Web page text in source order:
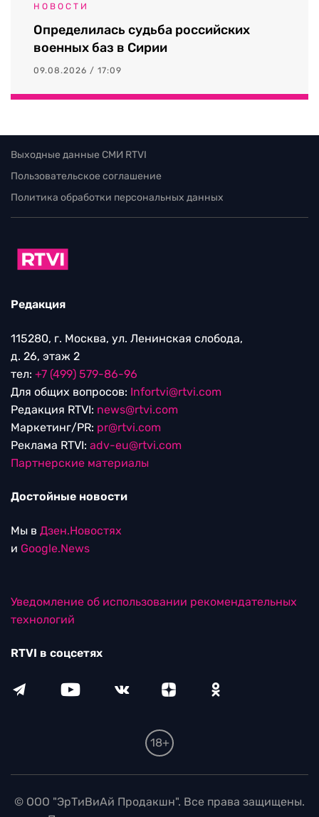
НОВОСТИ
Определилась судьба российских
военных баз в Сирии
09.08.2026 / 17:09
Выходные данные СМИ RTVI
Пользовательское соглашение
Политика обработки персональных данных
Редакция
115280, г. Москва, ул. Ленинская слобода,
д. 26, этаж 2
тел: +7 (499) 579-86-96
Для общих вопросов: Infortvi@rtvi.com
Редакция RTVI: news@rtvi.com
Маркетинг/PR: pr@rtvi.com
Реклама RTVI: adv-eu@rtvi.com
Партнерские материалы
Достойные новости
Мы в Дзен.Новостях
и Google.News
Уведомление об использовании рекомендательных
технологий
RTVI в соцсетях
18+
© ООО "ЭрТиВиАй Продакшн". Все права защищены.